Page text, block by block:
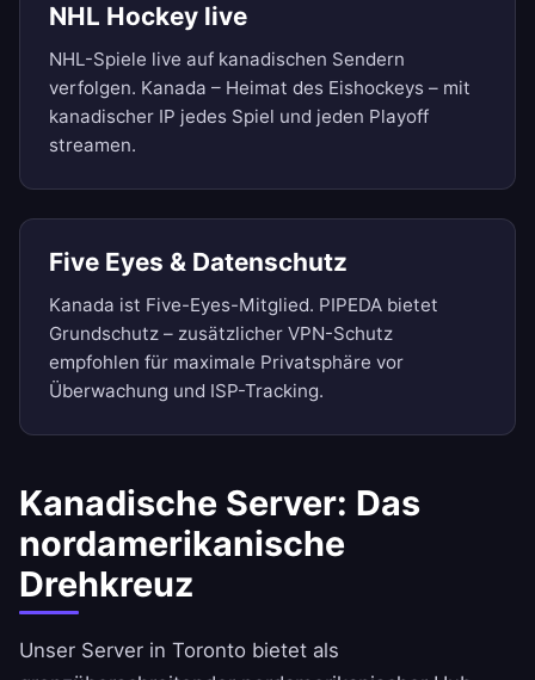
NHL Hockey live
NHL-Spiele live auf kanadischen Sendern
verfolgen. Kanada – Heimat des Eishockeys – mit
kanadischer IP jedes Spiel und jeden Playoff
streamen.
Five Eyes & Datenschutz
Kanada ist Five-Eyes-Mitglied. PIPEDA bietet
Grundschutz – zusätzlicher VPN-Schutz
empfohlen für maximale Privatsphäre vor
Überwachung und ISP-Tracking.
Kanadische Server: Das
nordamerikanische
Drehkreuz
Unser Server in Toronto bietet als